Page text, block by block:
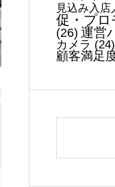
見込み入店
促・プロ
(26) 運営
カメラ (24)
顧客満足